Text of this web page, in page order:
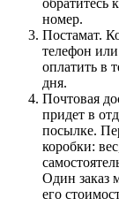
номер.
Постамат.
телефон
оплатить в
дня.
Почтовая
придет в
посылке.
коробки:
Один заказ
его